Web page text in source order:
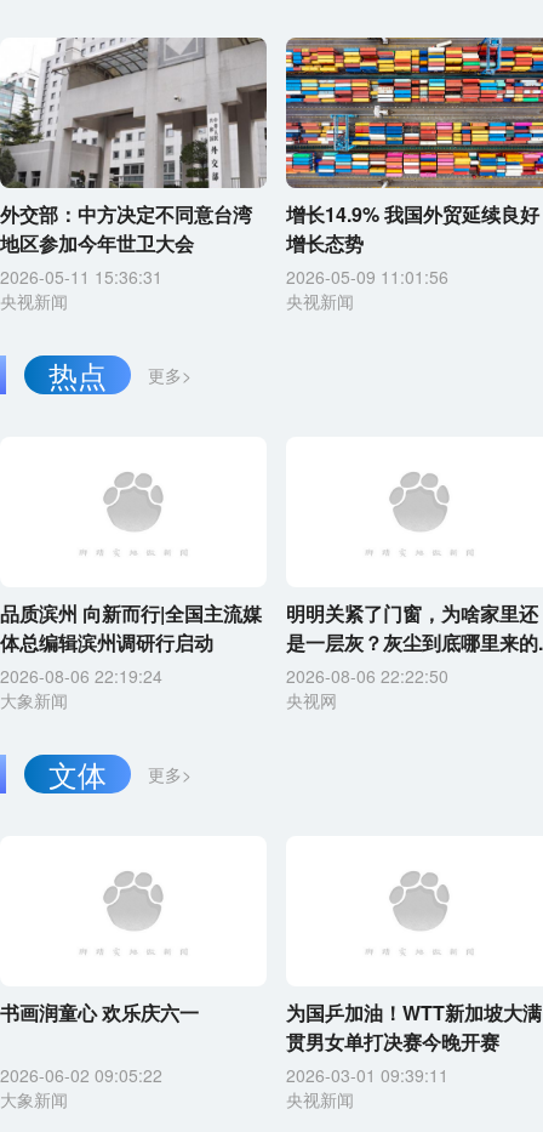
外交部：中方决定不同意台湾
地区参加今年世卫大会
2026-05-11 15:36:31
央视新闻
增长14.9% 我国外贸延续良好
增长态势
2026-05-09 11:01:56
央视新闻
更多>
热点
品质滨州 向新而行|全国主流媒
体总编辑滨州调研行启动
2026-08-06 22:19:24
大象新闻
明明关紧了门窗，为啥家里还
是一层灰？灰尘到底哪里来的
2026-08-06 22:22:50
央视网
更多>
文体
书画润童心 欢乐庆六一
2026-06-02 09:05:22
大象新闻
为国乒加油！WTT新加坡大满
贯男女单打决赛今晚开赛
2026-03-01 09:39:11
央视新闻